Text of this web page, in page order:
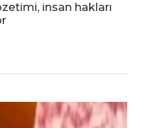
insan hakları